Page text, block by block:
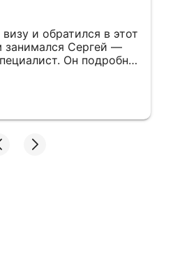
и обратился в этот
Сергей —
Он подробно
помог собрать пакет
под мой кейс. Приятно
на самое
по сто раз.
а получил визу